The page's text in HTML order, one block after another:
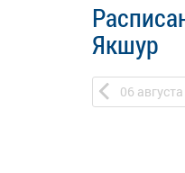
Якшур
06 августа